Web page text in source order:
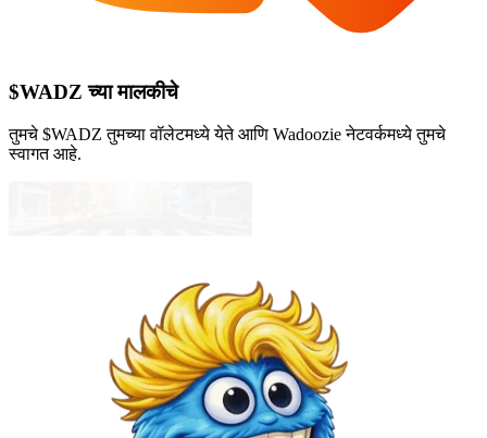
$WADZ च्या मालकीचे
तुमचे $WADZ तुमच्या वॉलेटमध्ये येते आणि Wadoozie नेटवर्कमध्ये तुमचे
स्वागत आहे.